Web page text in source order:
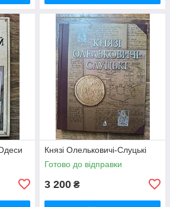
Князі Олельковичі-Слуцькі
Готово до відправки
3 200 ₴